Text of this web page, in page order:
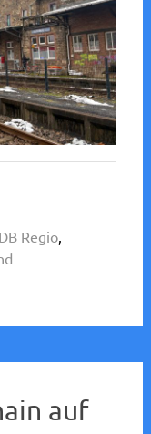
DB Regio,
auf